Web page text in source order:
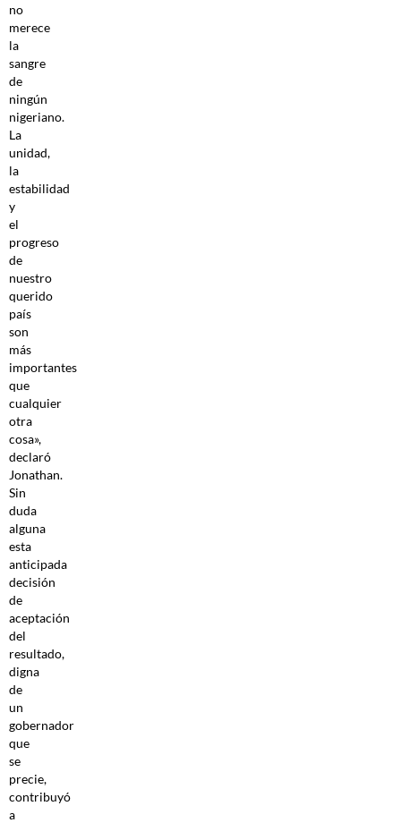
no
merece
la
sangre
de
ningún
nigeriano.
La
unidad,
la
estabilidad
y
el
progreso
de
nuestro
querido
país
son
más
importantes
que
cualquier
otra
cosa»,
declaró
Jonathan.
Sin
duda
alguna
esta
anticipada
decisión
de
aceptación
del
resultado,
digna
de
un
gobernador
que
se
precie,
contribuyó
a